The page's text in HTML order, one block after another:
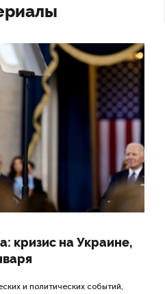
кризис на Украине,
и политических событий,